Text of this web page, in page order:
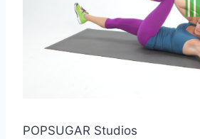
POPSUGAR Studios